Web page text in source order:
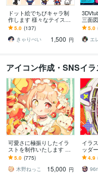
ドット絵でちびキャラ制
作します 様々なテイスト
のちびキャラを作成しま
す
5.0 (137)
きゃりぺい
1,500 円
三面
信画
席中/
5.0
アイコン作成・SNSイ
可愛さに極振りしたイラ
ストを制作いたします ★
商用利用＆二次利用込
み！ミニキャラは小物２
点まで無料！★
5.0 (775)
木野ねっこ
15,000 円
イラ
ッダ
しま
ブロ
配信
4.9